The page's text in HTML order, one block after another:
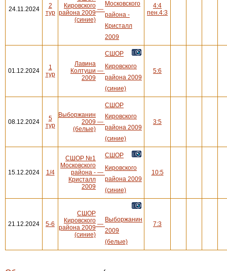
24.11.2024
2
тур
Кировского
района 2009
(синие)
—
Московского
района -
Кристалл
2009
4:4
пен.4:3
01.12.2024
1
тур
Лавина
Колтуши
2009
—
СШОР
Кировского
района 2009
(синие)
5:6
08.12.2024
5
тур
Выборжанин
2009
(белые)
—
СШОР
Кировского
района 2009
(синие)
3:5
15.12.2024 1/4
СШОР №1
Московского
района -
Кристалл
2009
—
СШОР
Кировского
района 2009
(синие)
10:5
21.12.2024 5-6
СШОР
Кировского
района 2009
(синие)
—
Выборжанин
2009
(белые)
7:3